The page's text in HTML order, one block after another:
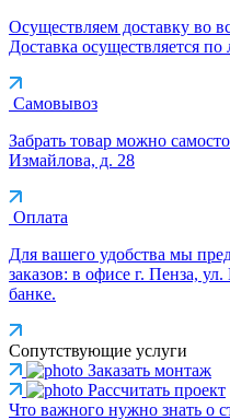
Осуществляем доставку во
Доставка осуществляется
Самовывоз
Забрать товар можно
Измайлова, д. 28
Оплата
Для вашего удобства мы
заказов: в офисе г. Пенза,
банке.
Сопутствующие услуги
Заказать монтаж
Рассчитать проект
Что важного нужно знать о